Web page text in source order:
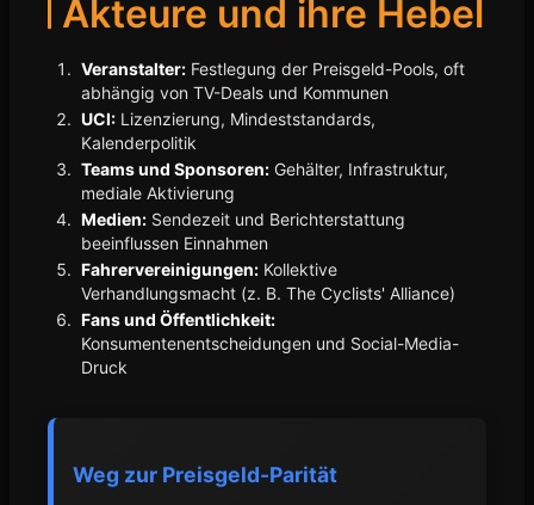
Akteure und ihre Hebel
Veranstalter: Festlegung der Preisgeld-Pools, oft
abhängig von TV-Deals und Kommunen
UCI: Lizenzierung, Mindeststandards,
Kalenderpolitik
Teams und Sponsoren: Gehälter, Infrastruktur,
mediale Aktivierung
Medien: Sendezeit und Berichterstattung
beeinflussen Einnahmen
Fahrervereinigungen: Kollektive
Verhandlungsmacht (z. B. The Cyclists' Alliance)
Fans und Öffentlichkeit:
Konsumentenentscheidungen und Social-Media-
Druck
Weg zur Preisgeld-Parität